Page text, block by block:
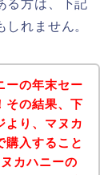
る方は、下記
れません。
ーの年末セー
その結果、下
より、マヌカ
購入すること
カハニーの